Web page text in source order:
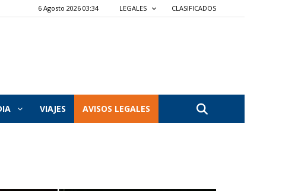
6 Agosto 2026 03:34 LEGALES CLASIFICADOS
VIAJES AVISOS LEGALES